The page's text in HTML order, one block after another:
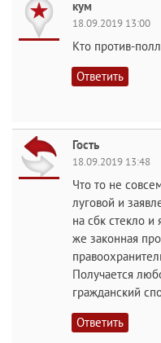
кум
18.09.2019 13:00
Кто против-
Ответить
Гость
18.09.2019 13:48
Что то не
луговой и
на сбк стекло и
же законная
Получается
гражданский
Ответить